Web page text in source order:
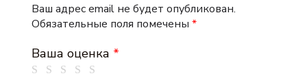
Ваш адрес email не будет опубликован.
Обязательные поля помечены *
Ваша оценка *